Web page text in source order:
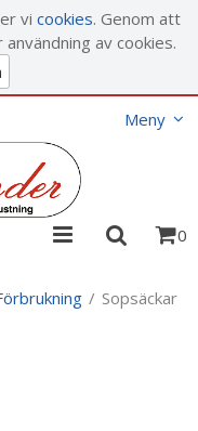
vi cookies. Genom att
av cookies.
Meny
0
/ Sopsäckar
kassan